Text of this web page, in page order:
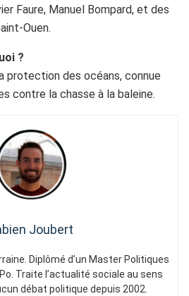
Faure, Manuel Bompard, et des
Ouen.
?
protection des océans, connue
contre la chasse à la baleine.
Joubert
Diplômé d’un Master Politiques
Traite l’actualité sociale au sens
débat politique depuis 2002.